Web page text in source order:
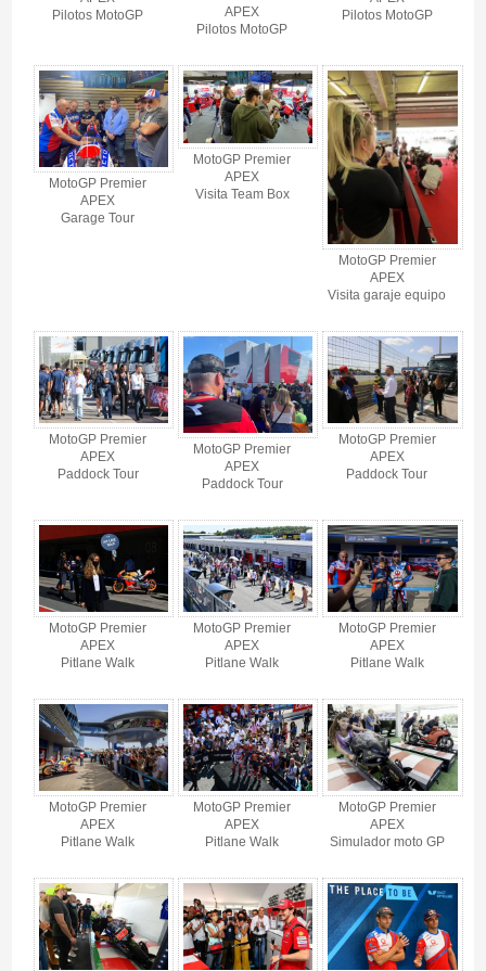
Pilotos MotoGP
APEX
Pilotos MotoGP
Pilotos MotoGP
MotoGP Premier
APEX
Garage Tour
MotoGP Premier
APEX
Visita Team Box
MotoGP Premier
APEX
Visita garaje equipo
MotoGP Premier
APEX
Paddock Tour
MotoGP Premier
APEX
Paddock Tour
MotoGP Premier
APEX
Paddock Tour
MotoGP Premier
APEX
Pitlane Walk
MotoGP Premier
APEX
Pitlane Walk
MotoGP Premier
APEX
Pitlane Walk
MotoGP Premier
APEX
Pitlane Walk
MotoGP Premier
APEX
Pitlane Walk
MotoGP Premier
APEX
Simulador moto GP